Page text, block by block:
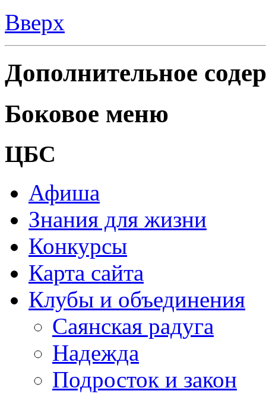
Вверх
Дополнительное
Боковое меню
ЦБС
Афиша
Знания для жизни
Конкурсы
Карта сайта
Клубы и объединения
Саянская радуга
Надежда
Подросток и закон